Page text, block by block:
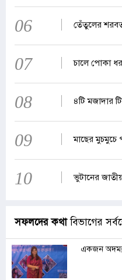
06 তেঁতুলের শরবত
07 চালে পোকা
08 ৪টি মজাদার
09 মাছের মুচমুচে
10 ভুটানের
সফলদের কথাবিভাগের
একজন অদম্য